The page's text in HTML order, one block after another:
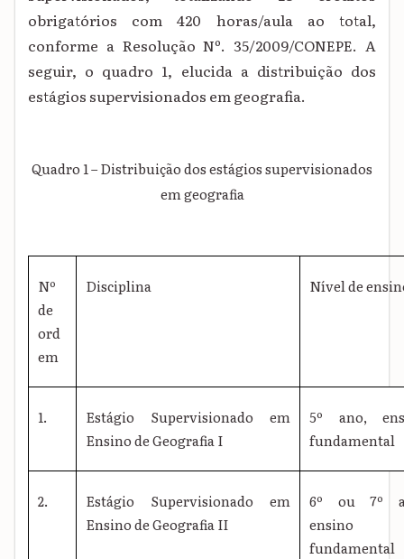
obrigatórios com 420 horas/aula ao total,
conforme a Resolução Nº. 35/2009/CONEPE. A
seguir, o quadro 1, elucida a distribuição dos
estágios supervisionados em geografia.
Quadro 1 – Distribuição dos estágios supervisionados
em geografia
Nº
de
ord
em
Disciplina Nível de
1.
Estágio Supervisionado em
Ensino de Geografia I
5º ano,
fundamental
2.
Estágio Supervisionado em
Ensino de Geografia II
6º ou 7º
ensino
fundamental